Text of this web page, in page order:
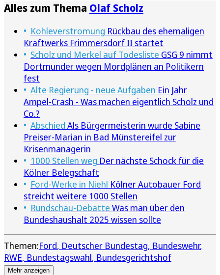
Alles zum Thema Olaf Scholz
Kohleverstromung Rückbau des ehemaligen
Kraftwerks Frimmersdorf II startet
Scholz und Merkel auf Todesliste GSG 9 nimmt
Dortmunder wegen Mordplänen an Politikern
fest
Alte Regierung - neue Aufgaben Ein Jahr
Ampel-Crash - Was machen eigentlich Scholz und
Co.?
Abschied Als Bürgermeisterin wurde Sabine
Preiser-Marian in Bad Münstereifel zur
Krisenmanagerin
1000 Stellen weg Der nächste Schock für die
Kölner Belegschaft
Ford-Werke in Niehl Kölner Autobauer Ford
streicht weitere 1000 Stellen
Rundschau-Debatte Was man über den
Bundeshaushalt 2025 wissen sollte
Themen:Ford Deutscher Bundestag Bundeswehr
RWE Bundestagswahl Bundesgerichtshof
Mehr anzeigen